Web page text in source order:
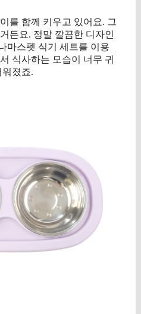
를 함께 키우고 있어요. 그
든요. 정말 깔끔한 디자인
마스펫 식기 세트를 이용
식사하는 모습이 너무 귀
졌죠.